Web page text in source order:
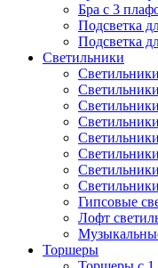
Бра с 3
Подсветка
Подсветка
Светильники
Гипсовые
Лофт
Торшеры